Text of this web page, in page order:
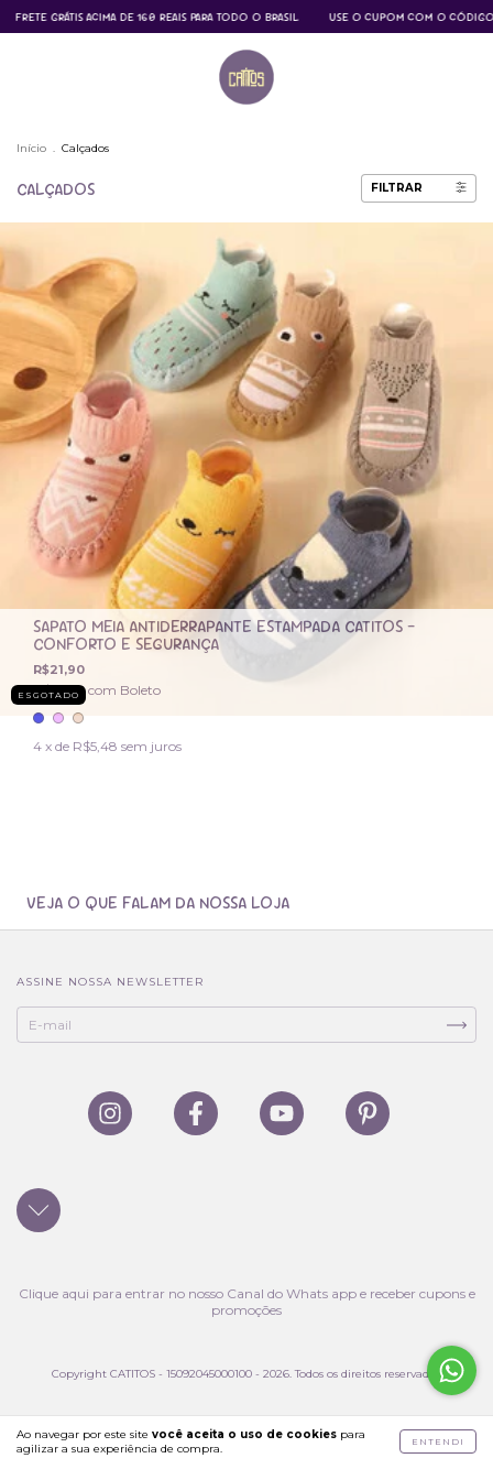
FRETE GRÁTIS ACIMA DE 160 REAIS PARA TODO O BRASIL USE O CUPOM COM O CÓDIGO
Ao navegar por este site você aceita o uso de cookies para
agilizar a sua experiência de compra.
ENTENDI
Início . Calçados
CALÇADOS FILTRAR
ESGOTADO
SAPATO MEIA ANTIDERRAPANTE ESTAMPADA CATITOS –
CONFORTO E SEGURANÇA
R$21,90
R$20,81com Boleto
4 x de R$5,48 sem juros
VEJA O QUE FALAM DA NOSSA LOJA
ASSINE NOSSA NEWSLETTER
Clique aqui para entrar no nosso Canal do Whats app e receber cupons e
promoções
Copyright CATITOS - 15092045000100 - 2026. Todos os direitos reservados.